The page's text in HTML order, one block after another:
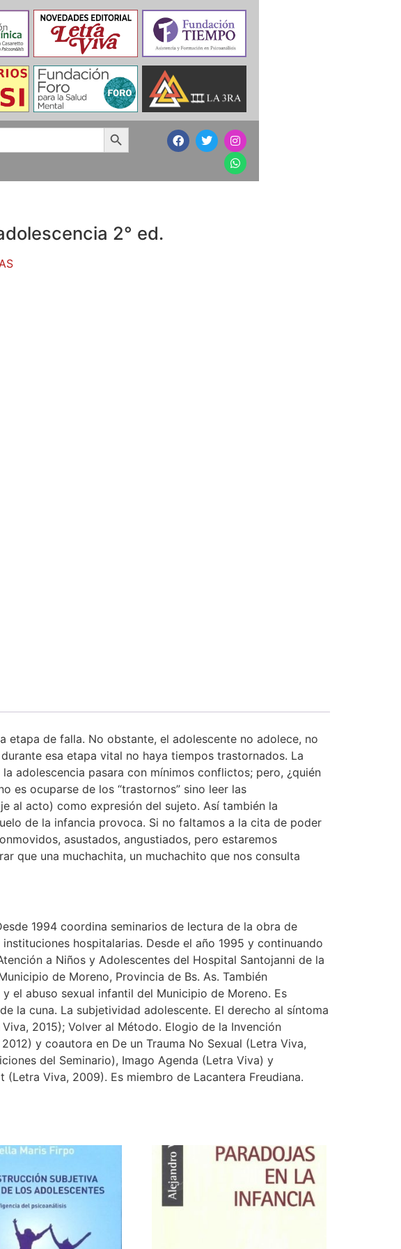
Search Button
2° ed.
etapa de falla. No obstante, el adolescente no adolece, no
esa etapa vital no haya tiempos trastornados. La
adolescencia pasara con mínimos conflictos; pero, ¿quién
es ocuparse de los “trastornos” sino leer las
al acto) como expresión del sujeto. Así también la
de la infancia provoca. Si no faltamos a la cita de poder
asustados, angustiados, pero estaremos
que una muchachita, un muchachito que nos consulta
1994 coordina seminarios de lectura de la obra de
hospitalarias. Desde el año 1995 y continuando
a Niños y Adolescentes del Hospital Santojanni de la
de Moreno, Provincia de Bs. As. También
el abuso sexual infantil del Municipio de Moreno. Es
la cuna. La subjetividad adolescente. El derecho al síntoma
2015); Volver al Método. Elogio de la Invención
y coautora en De un Trauma No Sexual (Letra Viva,
del Seminario), Imago Agenda (Letra Viva) y
Viva, 2009). Es miembro de Lacantera Freudiana.